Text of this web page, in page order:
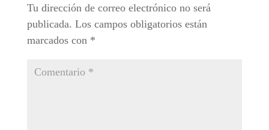
Tu dirección de correo electrónico no será
publicada. Los campos obligatorios están
marcados con *